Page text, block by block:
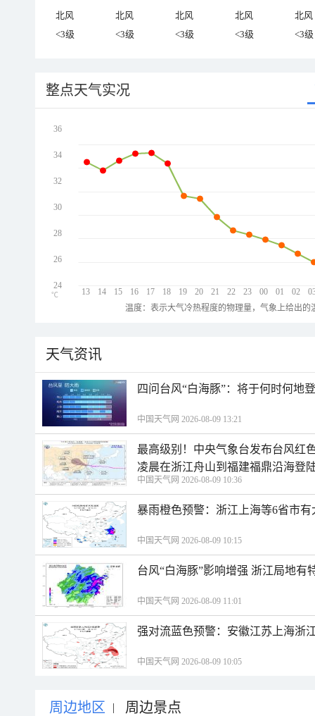
北风 北风 北风 北风
北风
<3级
<3级 <3级 <3级 <3级
整点天气实况
13 14 15 16 17 18 19 20 21 22 23 00 01 02
36
34
32
30
28
26
24
℃
温度：表示大气冷热程度的物理量，气象上给出
天气资讯
四问台风“白海豚”：将于何时何地
中国天气网 2026-08-09 13:21
最高级别！中央气象台发布台风红
凌晨在浙江舟山到福建福鼎沿海登
中国天气网 2026-08-09 10:36
暴雨橙色预警：浙江上海等6省市
中国天气网 2026-08-09 10:15
台风“白海豚”影响增强 浙江局地有
中国天气网 2026-08-09 11:01
强对流蓝色预警：安徽江苏上海浙
中国天气网 2026-08-09 10:05
周边地区 | 周边景点